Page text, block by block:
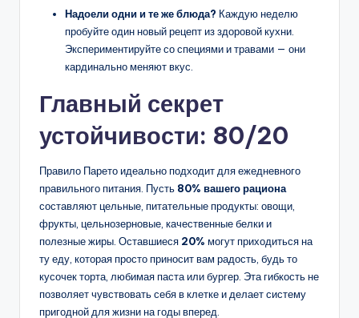
Надоели одни и те же блюда? Каждую неделю
пробуйте один новый рецепт из здоровой кухни.
Экспериментируйте со специями и травами — они
кардинально меняют вкус.
Главный секрет
устойчивости: 80/20
Правило Парето идеально подходит для ежедневного
правильного питания. Пусть 80% вашего рациона
составляют цельные, питательные продукты: овощи,
фрукты, цельнозерновые, качественные белки и
полезные жиры. Оставшиеся 20% могут приходиться на
ту еду, которая просто приносит вам радость, будь то
кусочек торта, любимая паста или бургер. Эта гибкость не
позволяет чувствовать себя в клетке и делает систему
пригодной для жизни на годы вперед.